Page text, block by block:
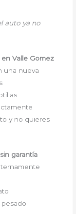
auto ya no
Valle Gomez
una nueva
y no quieres
garantía